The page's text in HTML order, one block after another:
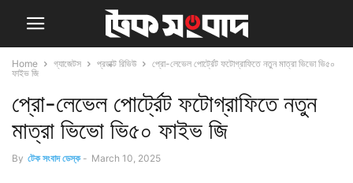
Home গ্যাজেটস প্রডাক্ট রিভিউ
প্রো-লেভেল পোর্ট্রেট ফটোগ্রাফিতে নতুন মাত্রা ভিভো ভি৫০
ফাইভ জি
প্রো-লেভেল পোর্ট্রেট ফটোগ্রাফিতে নতুন
মাত্রা ভিভো ভি৫০ ফাইভ জি
By টেক সংবাদ ডেস্ক - March 10, 2025